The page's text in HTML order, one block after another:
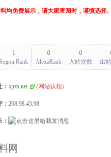
均免费展示，请大家查阅时，谨慎选择
1
Rank
0
AlexaRank
0
入站次数
出
： kpzs.net (网站认领)
208.98.43.98
网